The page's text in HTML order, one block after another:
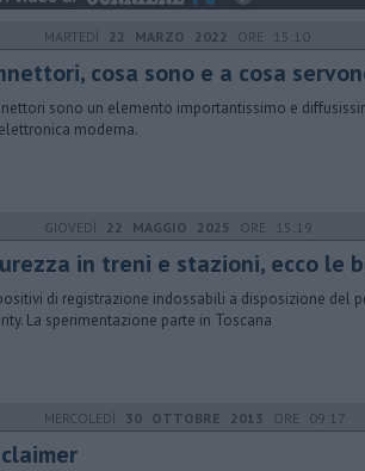
MARTEDÌ 22 MARZO 2022 ORE 15:10
cosa sono e a cosa
sono un elemento importantissimo e
moderna.
GIOVEDÌ 22 MAGGIO 2025 ORE 15:19
in treni e stazioni, ecco le
di registrazione indossabili a disposizione del
La sperimentazione parte in Toscana
MERCOLEDÌ 30 OTTOBRE 2013 ORE 09:17